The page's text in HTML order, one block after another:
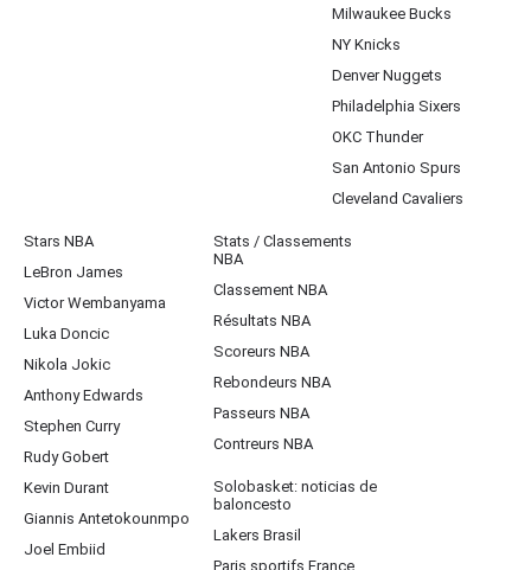
Milwaukee Bucks
NY Knicks
Denver Nuggets
Philadelphia Sixers
OKC Thunder
San Antonio Spurs
Cleveland Cavaliers
Stars NBA
LeBron James
Victor Wembanyama
Luka Doncic
Nikola Jokic
Anthony Edwards
Stephen Curry
Rudy Gobert
Kevin Durant
Giannis Antetokounmpo
Joel Embiid
Stats / Classements
NBA
Classement NBA
Résultats NBA
Scoreurs NBA
Rebondeurs NBA
Passeurs NBA
Contreurs NBA
Solobasket: noticias de
baloncesto
Lakers Brasil
Paris sportifs France